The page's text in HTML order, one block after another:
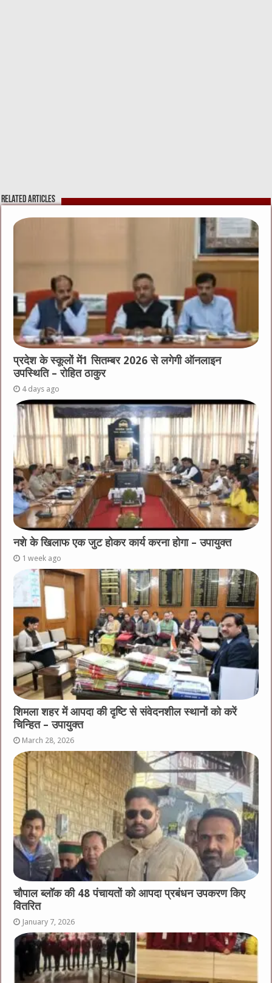
Related Articles
प्रदेश के स्कूलों में1 सितम्बर 2026 से लगेगी ऑनलाइन
उपस्थिति – रोहित ठाकुर
4 days ago
नशे के खिलाफ एक जुट होकर कार्य करना होगा – उपायुक्त
1 week ago
शिमला शहर में आपदा की दृष्टि से संवेदनशील स्थानों को करें
चिन्हित – उपायुक्त
March 28, 2026
चौपाल ब्लॉक की 48 पंचायतों को आपदा प्रबंधन उपकरण किए
वितरित
January 7, 2026